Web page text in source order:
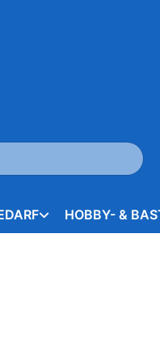
HOBBY- &